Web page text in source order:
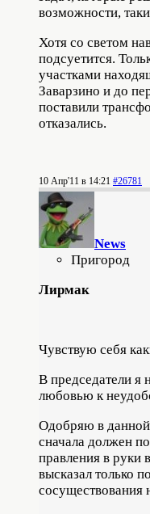
возможности,
Хотя со светом
подсуетится.
участками
Заварзино и до
поставили
отказались.
10 Апр'11 в 14:21 #26781
News
Пригород
Лирмак
Чувствую себя
В председатели я
любовью к
Одобряю в
сначала должен
правления в руки
высказал только
сосуществования